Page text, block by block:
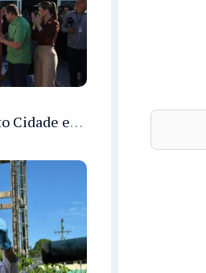
Governador Roberto Cidade entrega readequação do ambulatório da FCecon e amplia capacidade de atendimento oncológico em Manaus